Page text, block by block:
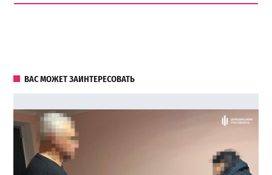
ВАС МОЖЕТ ЗАИНТЕРЕСОВАТЬ